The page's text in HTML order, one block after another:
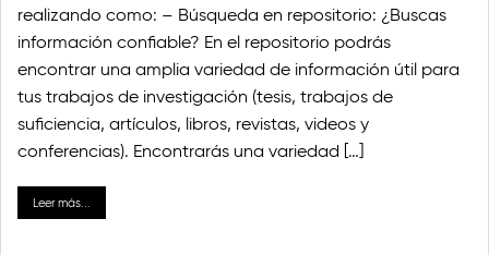
realizando como: – Búsqueda en repositorio: ¿Buscas
información confiable? En el repositorio podrás
encontrar una amplia variedad de información útil para
tus trabajos de investigación (tesis, trabajos de
suficiencia, artículos, libros, revistas, videos y
conferencias). Encontrarás una variedad […]
Leer más...